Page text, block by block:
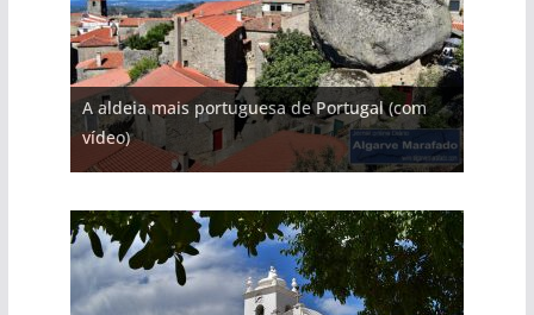
A aldeia mais portuguesa de Portugal (com
vídeo)
A piscina natural com cascata
As portas do rio Tejo (com vídeo)